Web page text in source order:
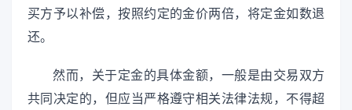
买方予以补偿，按照约定的金价两倍，将定金如数退
还。
然而，关于定金的具体金额，一般是由交易双方
共同决定的，但应当严格遵守相关法律法规，不得超